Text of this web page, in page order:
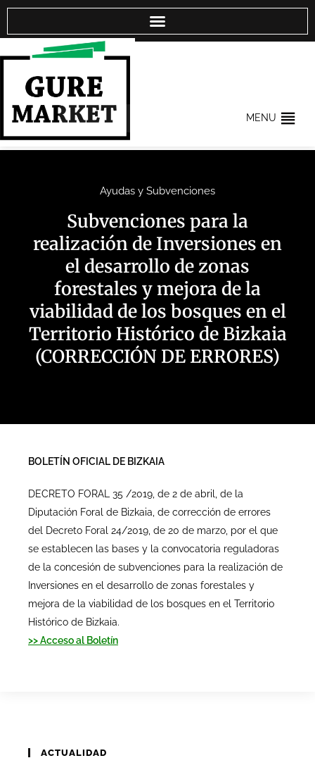
MENU
Ayudas y Subvenciones
Subvenciones para la
realización de Inversiones en
el desarrollo de zonas
forestales y mejora de la
viabilidad de los bosques en el
Territorio Histórico de Bizkaia
(CORRECCIÓN DE ERRORES)
BOLETÍN OFICIAL DE BIZKAIA
DECRETO FORAL 35 /2019, de 2 de abril, de la
Diputación Foral de Bizkaia, de corrección de errores
del Decreto Foral 24/2019, de 20 de marzo, por el que
se establecen las bases y la convocatoria reguladoras
de la concesión de subvenciones para la realización de
Inversiones en el desarrollo de zonas forestales y
mejora de la viabilidad de los bosques en el Territorio
Histórico de Bizkaia.
>> Acceso al Boletín
ACTUALIDAD